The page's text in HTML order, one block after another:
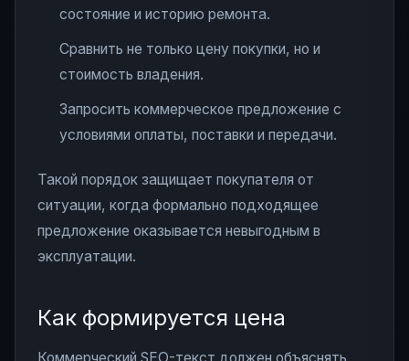
состояние и историю ремонта.
Сравнить не только цену покупки, но и
стоимость владения.
Запросить коммерческое предложение с
условиями оплаты, поставки и передачи.
Такой порядок защищает покупателя от
ситуации, когда формально подходящее
предложение оказывается невыгодным в
эксплуатации.
Как формируется цена
Коммерческий SEO-текст должен объяснять